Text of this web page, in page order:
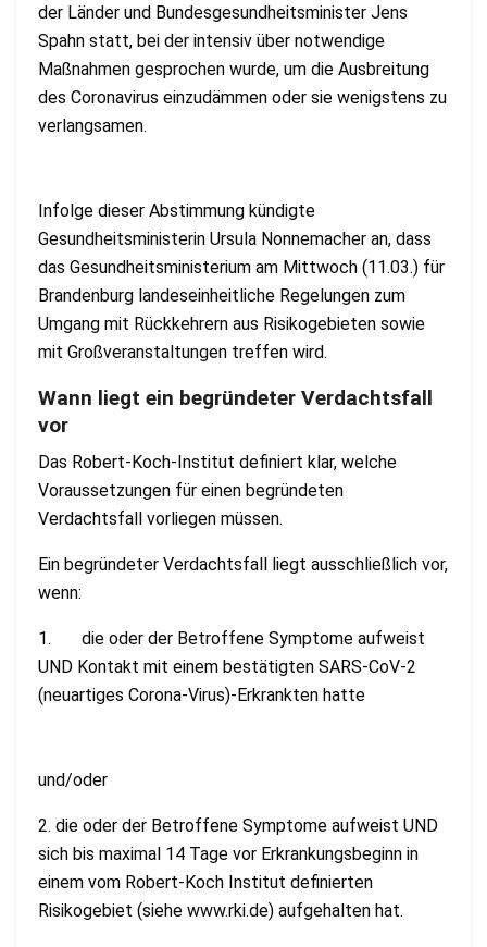
der Länder und Bundesgesundheitsminister Jens
Spahn statt, bei der intensiv über notwendige
Maßnahmen gesprochen wurde, um die Ausbreitung
des Coronavirus einzudämmen oder sie wenigstens zu
verlangsamen.
Infolge dieser Abstimmung kündigte
Gesundheitsministerin Ursula Nonnemacher an, dass
das Gesundheitsministerium am Mittwoch (11.03.) für
Brandenburg landeseinheitliche Regelungen zum
Umgang mit Rückkehrern aus Risikogebieten sowie
mit Großveranstaltungen treffen wird.
Wann liegt ein begründeter Verdachtsfall
vor
Das Robert-Koch-Institut definiert klar, welche
Voraussetzungen für einen begründeten
Verdachtsfall vorliegen müssen.
Ein begründeter Verdachtsfall liegt ausschließlich vor,
wenn:
1. die oder der Betroffene Symptome aufweist
UND Kontakt mit einem bestätigten SARS-CoV-2
(neuartiges Corona-Virus)-Erkrankten hatte
und/oder
2. die oder der Betroffene Symptome aufweist UND
sich bis maximal 14 Tage vor Erkrankungsbeginn in
einem vom Robert-Koch Institut definierten
Risikogebiet (siehe www.rki.de) aufgehalten hat.